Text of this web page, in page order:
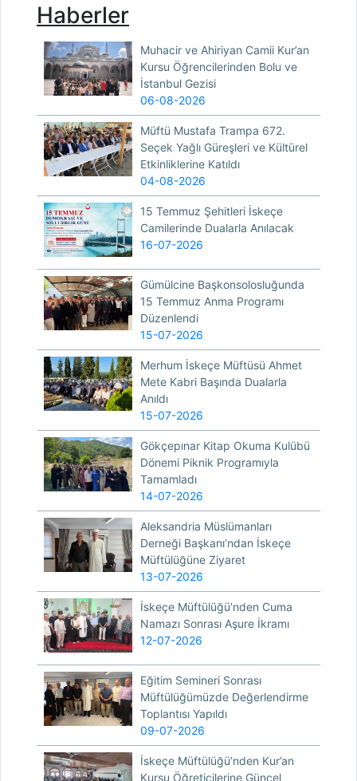
Haberler
Muhacir ve Ahiriyan Camii Kur’an
Kursu Öğrencilerinden Bolu ve
İstanbul Gezisi
06-08-2026
Müftü Mustafa Trampa 672.
Seçek Yağlı Güreşleri ve Kültürel
Etkinliklerine Katıldı
04-08-2026
15 Temmuz Şehitleri İskeçe
Camilerinde Dualarla Anılacak
16-07-2026
Gümülcine Başkonsolosluğunda
15 Temmuz Anma Programı
Düzenlendi
15-07-2026
Merhum İskeçe Müftüsü Ahmet
Mete Kabri Başında Dualarla
Anıldı
15-07-2026
Gökçepınar Kitap Okuma Kulübü
Dönemi Piknik Programıyla
Tamamladı
14-07-2026
Aleksandria Müslümanları
Derneği Başkanı’ndan İskeçe
Müftülüğüne Ziyaret
13-07-2026
İskeçe Müftülüğü’nden Cuma
Namazı Sonrası Aşure İkramı
12-07-2026
Eğitim Semineri Sonrası
Müftülüğümüzde Değerlendirme
Toplantısı Yapıldı
09-07-2026
İskeçe Müftülüğü’nden Kur’an
Kursu Öğreticilerine Güncel